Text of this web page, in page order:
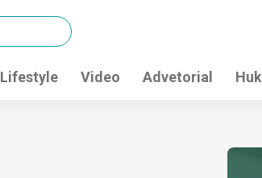
Lifestyle Video Advetorial